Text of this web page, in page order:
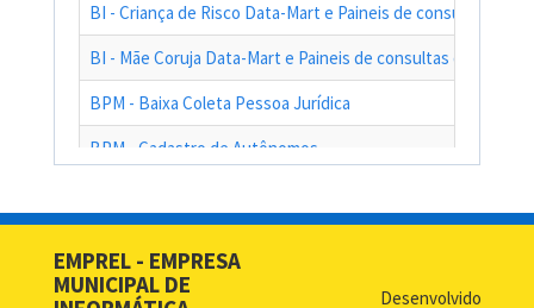
BI - Criança de Risco Data-Mart e Paineis de consultas das
BI - Mãe Coruja Data-Mart e Paineis de consultas das
BPM - Baixa Coleta Pessoa Jurídica
BPM - Cadastro de Autônomos
BPM - Cadastro Simplificado para Contribuintes de Outros
EMPREL - EMPRESA
MUNICIPAL DE
Desenvolvido